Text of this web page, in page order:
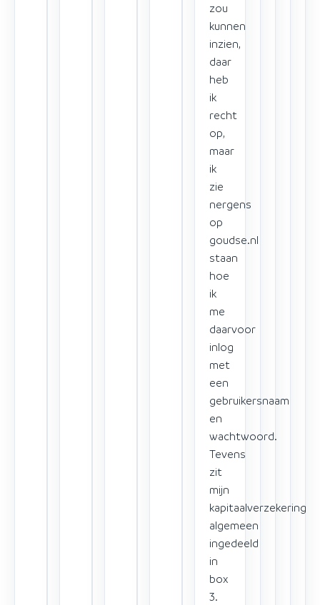
zou
kunnen
inzien,
daar
heb
ik
recht
op,
maar
ik
zie
nergens
op
goudse.nl
staan
hoe
ik
me
daarvoor
inlog
met
een
gebruikersnaam
en
wachtwoord.
Tevens
zit
mijn
kapitaalverzekering
algemeen
ingedeeld
in
box
3.